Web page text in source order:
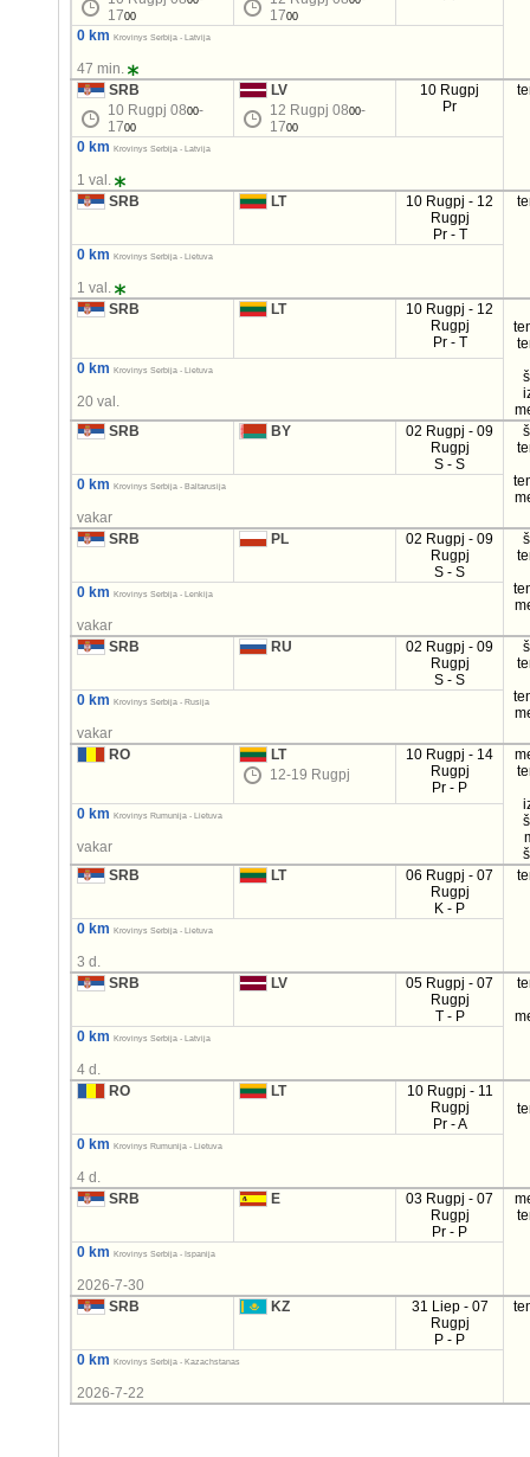
1700
1700
0 km Krovinys Serbija - Latvija
47 min.
SRB
10 Rugpj 0800-
1700
LV
12 Rugpj 0800-
1700
10 Rugpj
Pr
0 km Krovinys Serbija - Latvija
1 val.
SRB
LT
10 Rugpj - 12
Rugpj
Pr - T
0 km Krovinys Serbija - Lietuva
1 val.
SRB
LT
10 Rugpj - 12
Rugpj
Pr - T
0 km Krovinys Serbija - Lietuva
20 val.
SRB
BY
02 Rugpj - 09
Rugpj
S - S
0 km Krovinys Serbija - Baltarusija
vakar
SRB
PL
02 Rugpj - 09
Rugpj
S - S
0 km Krovinys Serbija - Lenkija
vakar
SRB
RU
02 Rugpj - 09
Rugpj
S - S
0 km Krovinys Serbija - Rusija
vakar
RO
LT
12-19 Rugpj
10 Rugpj - 14
Rugpj
Pr - P
0 km Krovinys Rumunija - Lietuva
vakar
SRB
LT
06 Rugpj - 07
Rugpj
K - P
0 km Krovinys Serbija - Lietuva
3 d.
SRB
LV
05 Rugpj - 07
Rugpj
T - P
0 km
Krovinys Serbija - Latvija
4 d.
RO
LT
10 Rugpj - 11
Rugpj
Pr - A
0 km Krovinys Rumunija - Lietuva
4 d.
SRB
E
03 Rugpj - 07
Rugpj
Pr - P
0 km Krovinys Serbija - Ispanija
2026-7-30
SRB
KZ
31 Liep - 07
Rugpj
P - P
0 km Krovinys Serbija - Kazachstanas
2026-7-22